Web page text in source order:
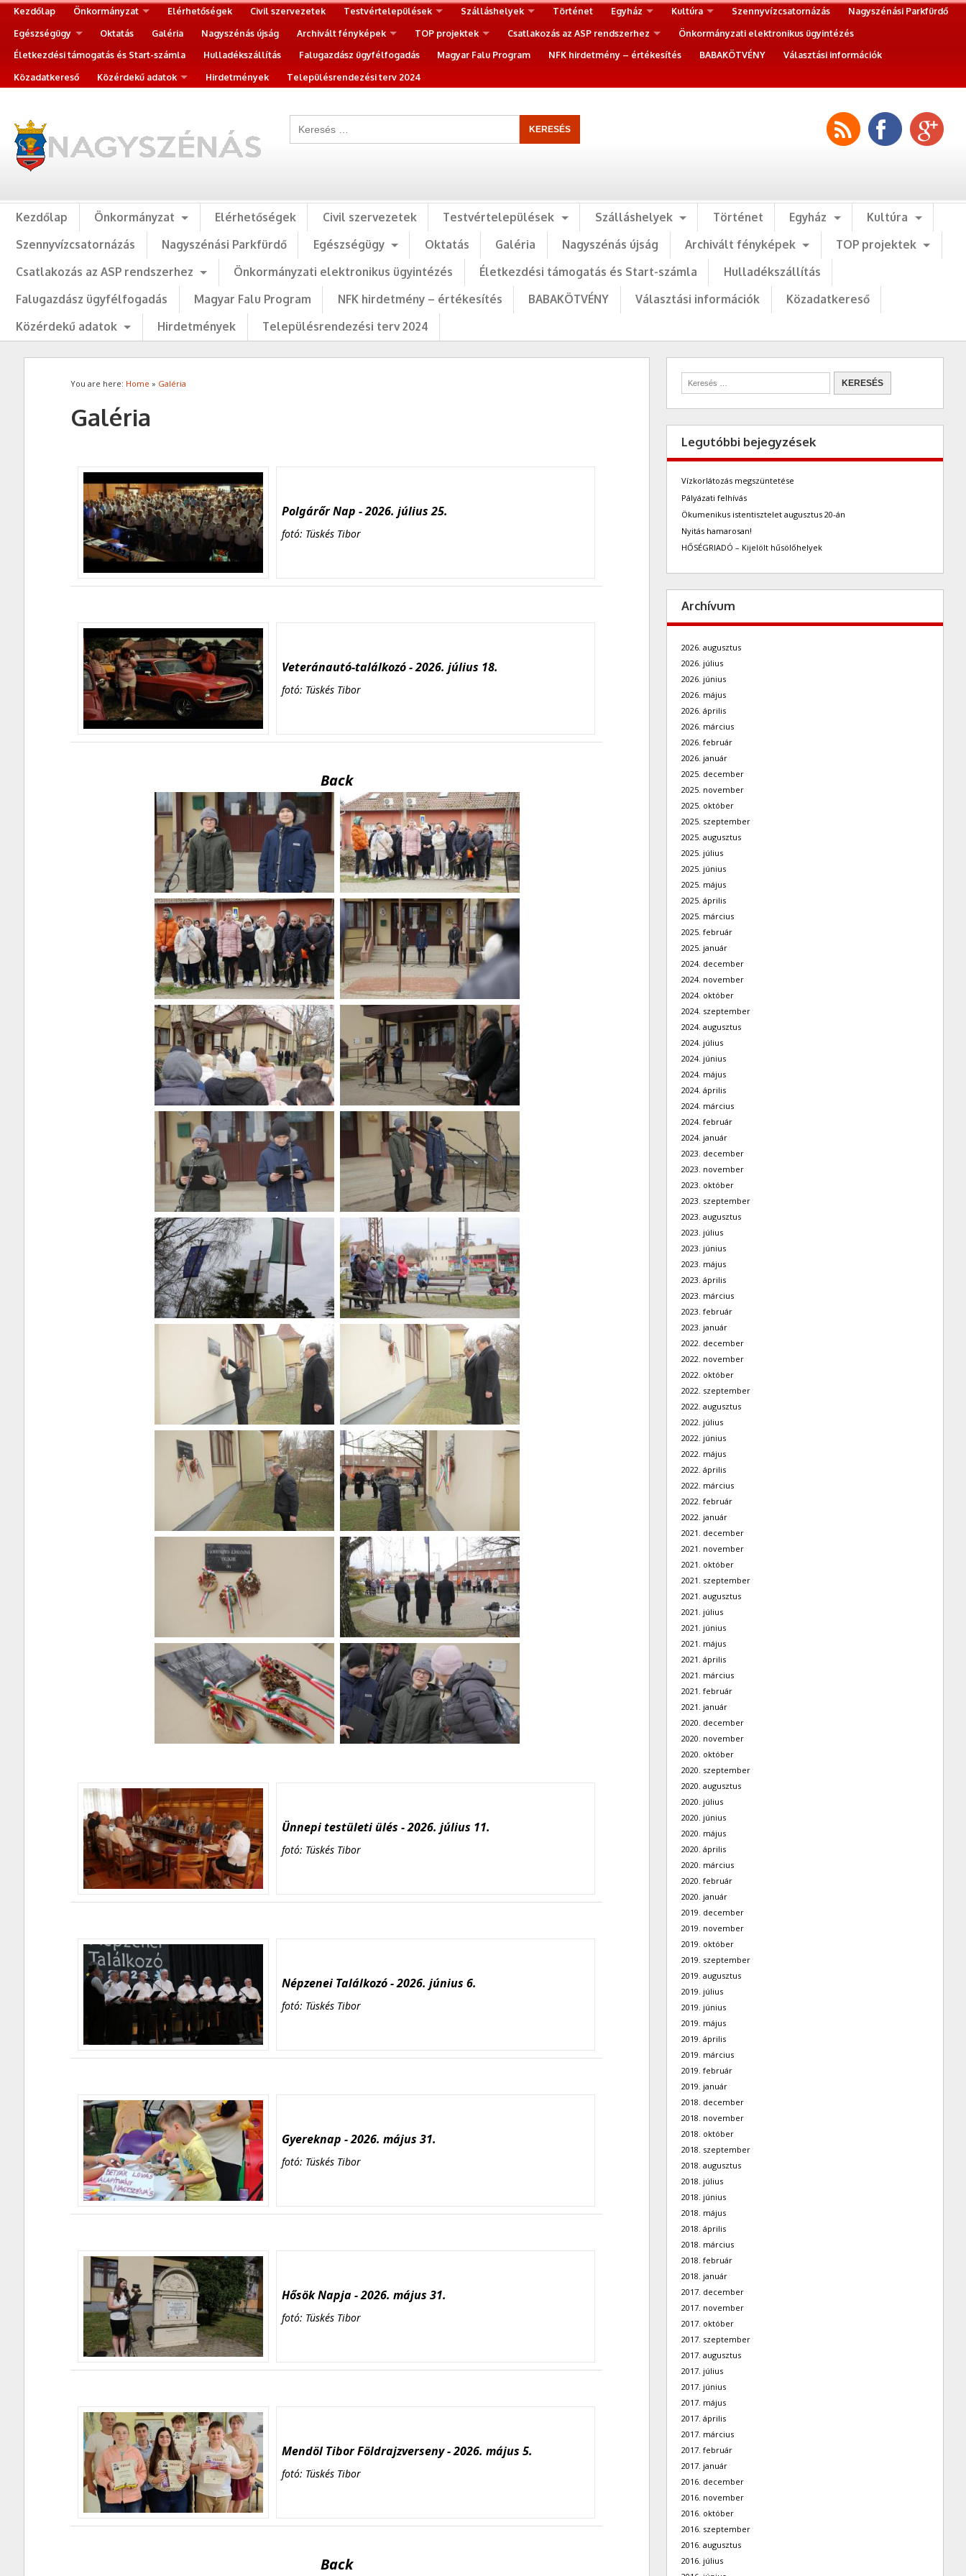
Kezdőlap Önkormányzat Elérhetőségek Civil szervezetek Testvértelepülések Szálláshelyek Történet Egyház Kultúra Szennyvízcsatornázás
Nagyszénási Parkfürdő
Egészségügy
Oktatás Galéria Nagyszénás újság Archivált fényképek TOP projektek Csatlakozás az ASP rendszerhez
Önkormányzati elektronikus ügyintézés
Életkezdési támogatás és Start-számla
Hulladékszállítás Falugazdász ügyfélfogadás Magyar Falu Program NFK hirdetmény – értékesítés BABAKÖTVÉNY
Választási információk
Közadatkereső
Közérdekű adatok Hirdetmények Településrendezési terv 2024
Kezdőlap Önkormányzat Elérhetőségek Civil szervezetek Testvértelepülések Szálláshelyek Történet Egyház
Kultúra
Szennyvízcsatornázás
Nagyszénási Parkfürdő Egészségügy Oktatás Galéria Nagyszénás újság Archivált fényképek
TOP projektek
Csatlakozás az ASP rendszerhez
Önkormányzati elektronikus ügyintézés Életkezdési támogatás és Start-számla
Hulladékszállítás
Falugazdász ügyfélfogadás
Magyar Falu Program NFK hirdetmény – értékesítés BABAKÖTVÉNY Választási információk
Közadatkereső
Közérdekű adatok
Hirdetmények Településrendezési terv 2024
You are here: Home » Galéria
Galéria
Polgárőr Nap - 2026. július 25.
fotó: Tüskés Tibor
Veteránautó-találkozó - 2026. július 18.
fotó: Tüskés Tibor
Back
Ünnepi testületi ülés - 2026. július 11.
fotó: Tüskés Tibor
Népzenei Találkozó - 2026. június 6.
fotó: Tüskés Tibor
Gyereknap - 2026. május 31.
fotó: Tüskés Tibor
Hősök Napja - 2026. május 31.
fotó: Tüskés Tibor
Mendöl Tibor Földrajzverseny - 2026. május 5.
fotó: Tüskés Tibor
Back
Legutóbbi bejegyzések
Vízkorlátozás megszüntetése
Pályázati felhívás
Ökumenikus istentisztelet augusztus 20-án
Nyitás hamarosan!
HŐSÉGRIADÓ – Kijelölt hűsölőhelyek
Archívum
2026. augusztus
2026. július
2026. június
2026. május
2026. április
2026. március
2026. február
2026. január
2025. december
2025. november
2025. október
2025. szeptember
2025. augusztus
2025. július
2025. június
2025. május
2025. április
2025. március
2025. február
2025. január
2024. december
2024. november
2024. október
2024. szeptember
2024. augusztus
2024. július
2024. június
2024. május
2024. április
2024. március
2024. február
2024. január
2023. december
2023. november
2023. október
2023. szeptember
2023. augusztus
2023. július
2023. június
2023. május
2023. április
2023. március
2023. február
2023. január
2022. december
2022. november
2022. október
2022. szeptember
2022. augusztus
2022. július
2022. június
2022. május
2022. április
2022. március
2022. február
2022. január
2021. december
2021. november
2021. október
2021. szeptember
2021. augusztus
2021. július
2021. június
2021. május
2021. április
2021. március
2021. február
2021. január
2020. december
2020. november
2020. október
2020. szeptember
2020. augusztus
2020. július
2020. június
2020. május
2020. április
2020. március
2020. február
2020. január
2019. december
2019. november
2019. október
2019. szeptember
2019. augusztus
2019. július
2019. június
2019. május
2019. április
2019. március
2019. február
2019. január
2018. december
2018. november
2018. október
2018. szeptember
2018. augusztus
2018. július
2018. június
2018. május
2018. április
2018. március
2018. február
2018. január
2017. december
2017. november
2017. október
2017. szeptember
2017. augusztus
2017. július
2017. június
2017. május
2017. április
2017. március
2017. február
2017. január
2016. december
2016. november
2016. október
2016. szeptember
2016. augusztus
2016. július